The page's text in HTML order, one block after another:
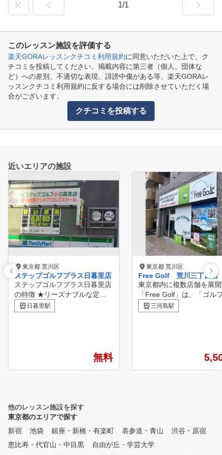
1/1
このレッスン施設を評価する
楽天GORAレッスンクチコミ利用規約に同意いただいた上で、ク
チコミを投稿してください。掲載内容に第三者（個人、団体な
ど）への差別、不適切な表現、誹謗中傷がある等、楽天GORAレ
ッスンクチコミ利用規約に反する場合には削除させていただく場
合がございます。
クチコミを投稿する
近いエリアの施設
東京都 荒川区
ステップゴルフプラス日暮里店
ステップゴルフプラス日暮里店
の特徴 ★リーズナブルな定額
制の料金プランで通い放題・打
ち放題！ ★ＪＲ山手線「日暮
方も多数在籍！ ★女性も気軽
に通えます！ ★コースレッス
ルNo1の店舗数
日暮里駅
無料
東京都 荒川区
Free Golf 荒川三丁目店
東京都内に複数店舗を展
「Free Golf」は、「ゴル
もっと身近なスポーツに
う想いから生まれた、無
いは気分に合わせて、ど
でも自由に練習できます。
細な分析を行うことで、
なスキルアップをサポー
三河島駅
他のレッスン施設を探す
東京都のエリアで探す
新宿
池袋 銀座・新橋・有楽町 表参道・青山
渋谷・原宿
恵比寿・代官山・中目黒
自由が丘・学芸大学